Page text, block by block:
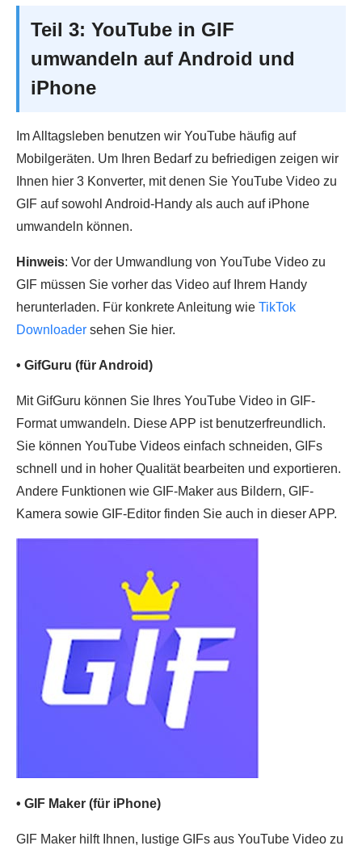
Teil 3: YouTube in GIF
umwandeln auf Android und
iPhone
Im Alltagsleben benutzen wir YouTube häufig auf
Mobilgeräten. Um Ihren Bedarf zu befriedigen zeigen wir
Ihnen hier 3 Konverter, mit denen Sie YouTube Video zu
GIF auf sowohl Android-Handy als auch auf iPhone
umwandeln können.
Hinweis: Vor der Umwandlung von YouTube Video zu
GIF müssen Sie vorher das Video auf Ihrem Handy
herunterladen. Für konkrete Anleitung wie TikTok
Downloader sehen Sie hier.
• GifGuru (für Android)
Mit GifGuru können Sie Ihres YouTube Video in GIF-
Format umwandeln. Diese APP ist benutzerfreundlich.
Sie können YouTube Videos einfach schneiden, GIFs
schnell und in hoher Qualität bearbeiten und exportieren.
Andere Funktionen wie GIF-Maker aus Bildern, GIF-
Kamera sowie GIF-Editor finden Sie auch in dieser APP.
• GIF Maker (für iPhone)
GIF Maker hilft Ihnen, lustige GIFs aus YouTube Video zu